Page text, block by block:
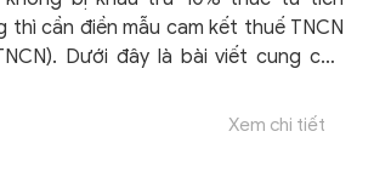
thì cần điền mẫu cam kết thuế TNCN
Dưới đây là bài viết cung cấp
và hướng dẫn điền cam kết mới
Xem chi tiết